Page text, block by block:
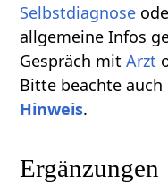
Selbstdiagnose
allgemeine Infos
Gespräch mitArzt
Bitte beachte auch
Hinweis.
Ergänzungen